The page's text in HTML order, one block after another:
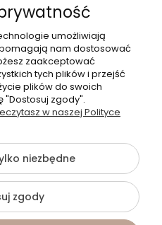
O NAS
POMOC
PRODUKTY
DLA KOGO?
Ecommercy
umożliwiają
nam dostosować
zaakceptować
tych plików i przejść
plików do swoich
zgody".
w naszej Polityce
niezbędne
zgody